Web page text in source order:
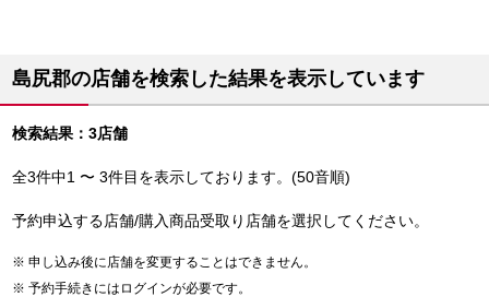
島尻郡の店舗を検索した結果を表示しています
検索結果：3店舗
全3件中1 〜 3件目を表示しております。(50音順)
予約申込する店舗/購入商品受取り店舗を選択してください。
申し込み後に店舗を変更することはできません。
予約手続きにはログインが必要です。